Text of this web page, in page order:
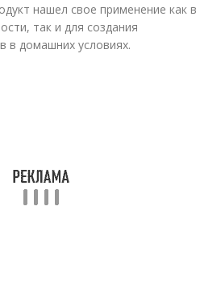
нашел свое применение как в
так и для создания
в домашних условиях.